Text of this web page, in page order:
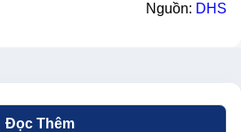
Nguồn: DHS
Đọc Thêm